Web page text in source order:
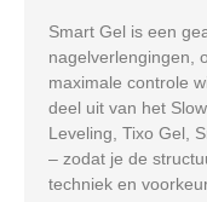
Smart Gel is een
nagelverlengingen,
maximale controle
deel uit van het
Leveling, Tixo Gel,
– zodat je de
techniek en